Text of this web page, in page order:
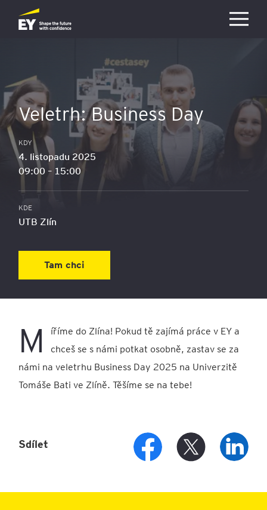
Přejít na hlavní obsah
Veletrh: Business Day
KDY
4. listopadu 2025
09:00 – 15:00
KDE
UTB Zlín
Tam chci
M
íříme do Zlína! Pokud tě zajímá práce v EY a
chceš se s námi potkat osobně, zastav se za
námi na veletrhu Business Day 2025 na Univerzitě
Tomáše Bati ve Zlíně. Těšíme se na tebe!
Sdílet